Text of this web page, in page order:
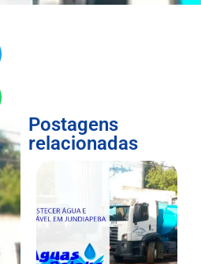
Postagens
relacionadas